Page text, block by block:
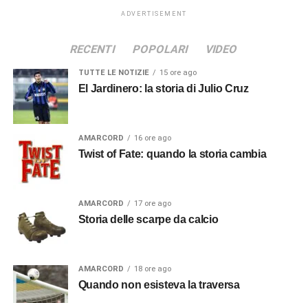
ADVERTISEMENT
RECENTI POPOLARI VIDEO
TUTTE LE NOTIZIE 15 ore ago
El Jardinero: la storia di Julio Cruz
AMARCORD 16 ore ago
Twist of Fate: quando la storia cambia
AMARCORD 17 ore ago
Storia delle scarpe da calcio
AMARCORD 18 ore ago
Quando non esisteva la traversa